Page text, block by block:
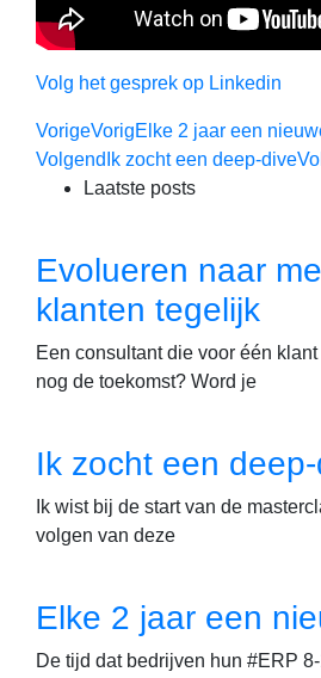
Volg het gesprek op Linkedin
VorigeVorigElke 2 jaar een
Volgend Ik zocht een deep-dive
Laatste posts
Evolueren naar
klanten tegelijk
Een consultant die voor één
nog de toekomst? Word je
Ik zocht een
Ik wist bij de start van de
volgen van deze
Elke 2 jaar een
De tijd dat bedrijven hun #ERP